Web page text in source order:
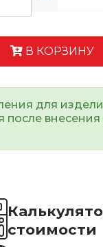
В КОРЗИНУ
для
после внесения
стоимости